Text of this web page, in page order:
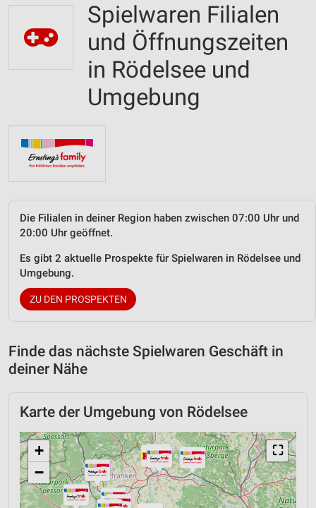
Spielwaren Filialen
und Öffnungszeiten
in Rödelsee und
Umgebung
Die Filialen in deiner Region haben zwischen 07:00 Uhr und
20:00 Uhr geöffnet.
Es gibt 2 aktuelle Prospekte für Spielwaren in Rödelsee und
Umgebung.
ZU DEN PROSPEKTEN
Finde das nächste Spielwaren Geschäft in
deiner Nähe
Karte der Umgebung von Rödelsee
⛶
+
−